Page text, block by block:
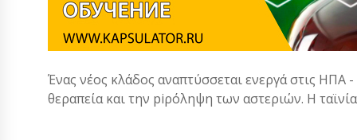
Ένας νέος κλάδος αναπτύσσεται ενεργά στις ΗΠΑ -
θεραπεία και την piρόληψη των αστεριών. Η